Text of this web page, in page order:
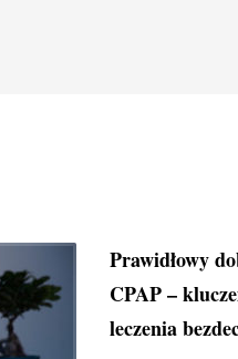
Prawidłowy
CPAP –
leczenia